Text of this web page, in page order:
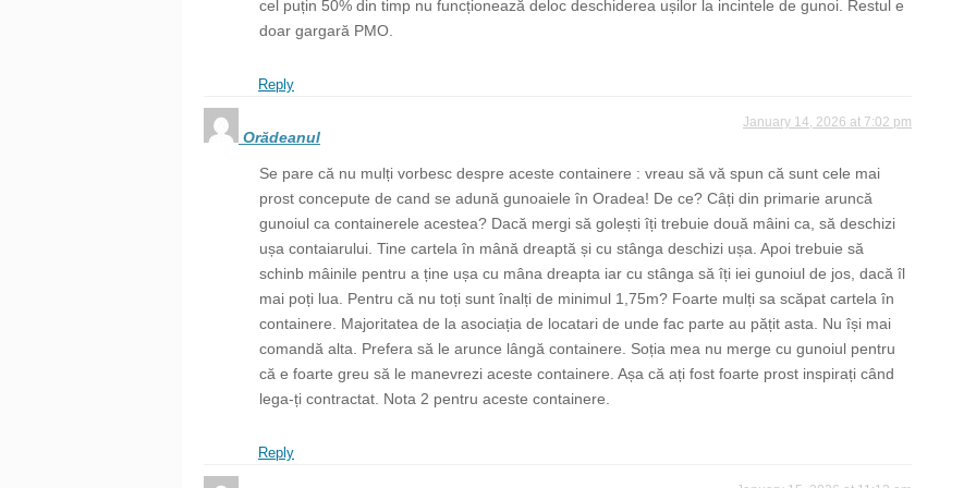
cel puțin 50% din timp nu funcționează deloc deschiderea ușilor la incintele de gunoi. Restul e
doar gargară PMO.
Reply
Orădeanul
January 14, 2026 at 7:02 pm
Se pare că nu mulți vorbesc despre aceste containere : vreau să vă spun că sunt cele mai
prost concepute de cand se adună gunoaiele în Oradea! De ce? Câți din primarie aruncă
gunoiul ca containerele acestea? Dacă mergi să golești îți trebuie două mâini ca, să deschizi
ușa contaiarului. Tine cartela în mână dreaptă și cu stânga deschizi ușa. Apoi trebuie să
schinb mâinile pentru a ține ușa cu mâna dreapta iar cu stânga să îți iei gunoiul de jos, dacă îl
mai poți lua. Pentru că nu toți sunt înalți de minimul 1,75m? Foarte mulți sa scăpat cartela în
containere. Majoritatea de la asociația de locatari de unde fac parte au pățit asta. Nu își mai
comandă alta. Prefera să le arunce lângă containere. Soția mea nu merge cu gunoiul pentru
că e foarte greu să le manevrezi aceste containere. Așa că ați fost foarte prost inspirați când
lega-ți contractat. Nota 2 pentru aceste containere.
Reply